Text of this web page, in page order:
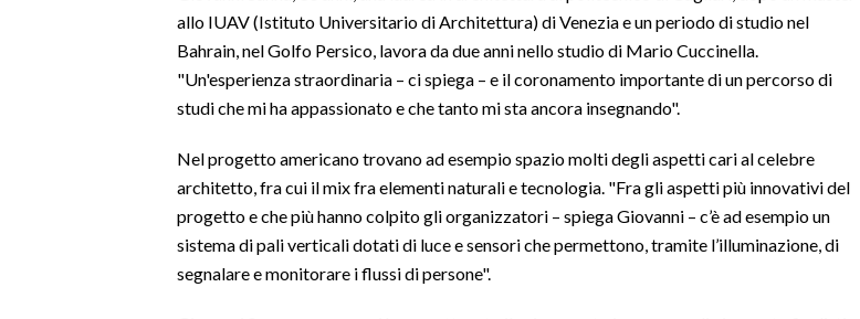
allo IUAV (Istituto Universitario di Architettura) di Venezia e un periodo di studio nel
Bahrain, nel Golfo Persico, lavora da due anni nello studio di Mario Cuccinella.
"Un'esperienza straordinaria – ci spiega – e il coronamento importante di un percorso di
studi che mi ha appassionato e che tanto mi sta ancora insegnando".
Nel progetto americano trovano ad esempio spazio molti degli aspetti cari al celebre
architetto, fra cui il mix fra elementi naturali e tecnologia. "Fra gli aspetti più innovativi del
progetto e che più hanno colpito gli organizzatori – spiega Giovanni – c’è ad esempio un
sistema di pali verticali dotati di luce e sensori che permettono, tramite l’illuminazione, di
segnalare e monitorare i flussi di persone".